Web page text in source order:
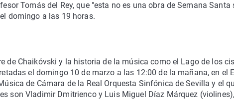
Tomás del Rey, que "esta no es una obra de Semana Santa
domingo a las 19 horas.
de Chaikóvski y la historia de la música como el Lago de los
el domingo 10 de marzo a las 12:00 de la mañana, en el
de Cámara de la Real Orquesta Sinfónica de Sevilla y el
son Vladimir Dmitrienco y Luis Miguel Díaz Márquez